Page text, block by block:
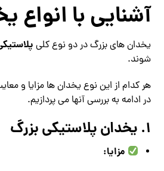
آشنایی با انواع
یخدان‌ های بزرگ در دو نوع کلی
شوند.
هر کدام از این نوع یخدان‌ ها مزایا و
در ادامه به بررسی آنها می‌ پردازیم.
1. یخدان پلاستیکی بزرگ
مزایا: